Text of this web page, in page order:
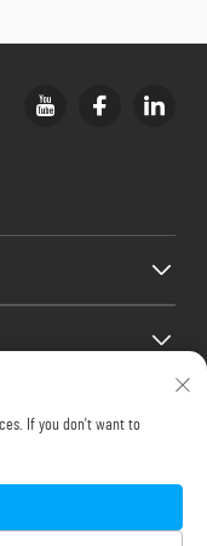
วงจีเหมย เมืองเซียะ
If you don't want to